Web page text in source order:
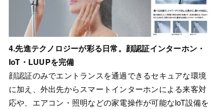
4.先進テクノロジーが彩る日常。顔認証インターホン・
IoT・LUUPを完備
顔認証のみでエントランスを通過できるセキュアな環境
に加え、外出先からスマートインターホンによる来客対
応や、エアコン・照明などの家電操作が可能なIoT設備を